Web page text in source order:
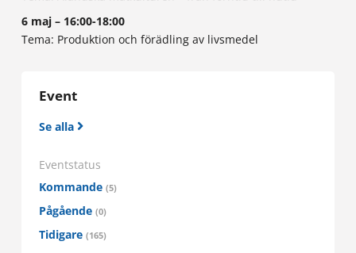
Checklista för nya studerande
6 maj – 16:00-18:00
Tema: Produktion och förädling av livsmedel
Event
Se alla
Eventstatus
Kommande (5)
Pågående (0)
Tidigare (165)